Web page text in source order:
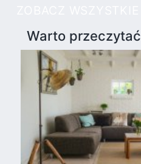
Warto przeczytać